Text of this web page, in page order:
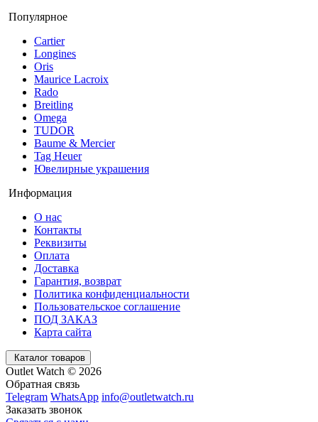
Популярное
Cartier
Longines
Oris
Maurice Lacroix
Rado
Breitling
Omega
TUDOR
Baume & Mercier
Tag Heuer
Ювелирные украшения
Информация
О нас
Контакты
Реквизиты
Оплата
Доставка
Гарантия, возврат
Политика конфиденциальности
Пользовательское соглашение
ПОД ЗАКАЗ
Карта сайта
Каталог товаров
Outlet Watch © 2026
Обратная связь
Telegram WhatsApp info@outletwatch.ru
Заказать звонок